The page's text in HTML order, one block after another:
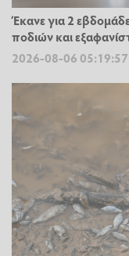
Έκανε για 2
ποδιών και
2026-08-06 05:19:57